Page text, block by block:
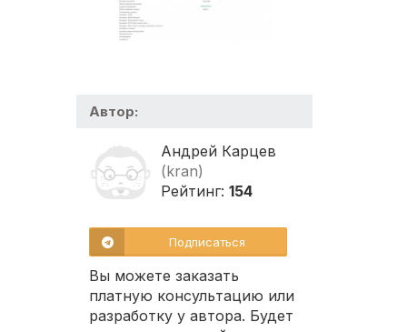
Автор:
Андрей Карцев
(kran)
Рейтинг: 154
Подписаться
Вы можете заказать
платную консультацию или
разработку у автора. Будет